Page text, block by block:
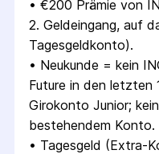
• €200 Prämie von
2. Geldeingang, auf
Tagesgeldkonto).
• Neukunde = kein
Future in den
Girokonto Junior;
bestehendem Konto.
• Tagesgeld (Extra-